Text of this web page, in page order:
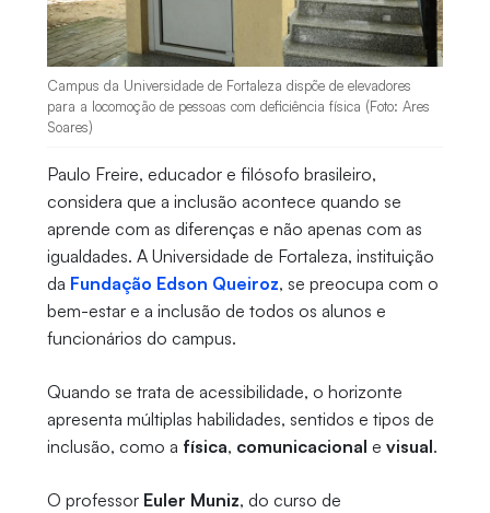
Campus da Universidade de Fortaleza dispõe de elevadores
para a locomoção de pessoas com deficiência física (Foto: Ares
Soares)
Paulo Freire, educador e filósofo brasileiro,
considera que a inclusão acontece quando se
aprende com as diferenças e não apenas com as
igualdades. A Universidade de Fortaleza, instituição
da Fundação Edson Queiroz, se preocupa com o
bem-estar e a inclusão de todos os alunos e
funcionários do campus.
Quando se trata de acessibilidade, o horizonte
apresenta múltiplas habilidades, sentidos e tipos de
inclusão, como a física, comunicacional e visual.
O professor Euler Muniz, do curso de